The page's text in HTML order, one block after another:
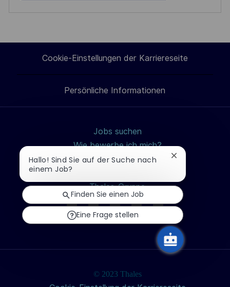
Cookie-Einstellungen der Karriereseite
Persönliche Informationen
Jobs suchen
Wie bewerbe ich mich?
Berufe
Studierende und Absolvierende
Thales-Gruppe
© 2023 Thales
Hallo! Sind Sie auf der Suche nach
einem Job?
Chatbot-
schließen
Finden Sie einen Job
Eine Frage stellen